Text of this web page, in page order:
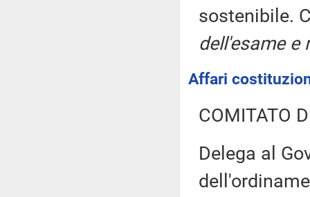
sostenibile.
dell'esame e
Affari
COMITATO
Delega al